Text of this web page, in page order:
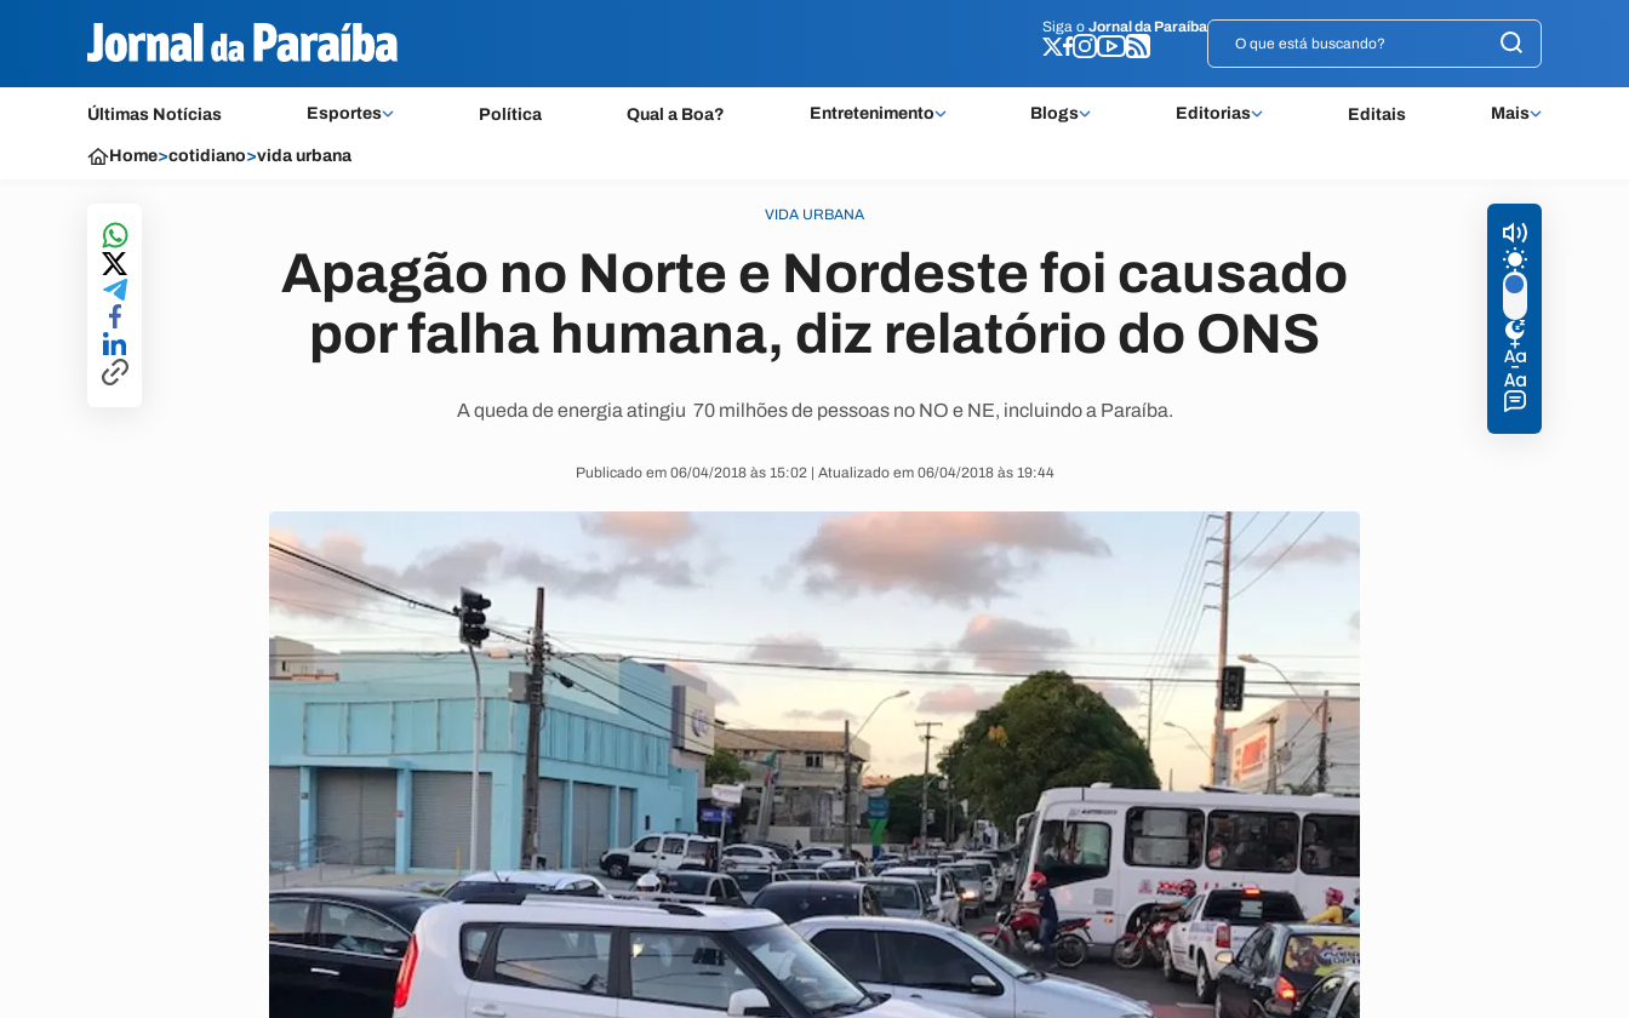
Siga o Jornal da Paraíba
Últimas Notícias Esportes Política Qual a Boa? Entretenimento Blogs Editorias Editais Mais
Siga o Jornal da Paraíba
Home>cotidiano>vida urbana
VIDA URBANA
Apagão no Norte e Nordeste foi causado
por falha humana, diz relatório do ONS
A queda de energia atingiu 70 milhões de pessoas no NO e NE, incluindo a Paraíba.
Publicado em 06/04/2018 às 15:02 | Atualizado em 06/04/2018 às 19:44